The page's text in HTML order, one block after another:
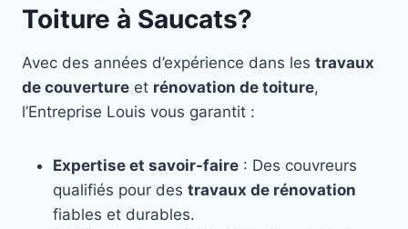
Toiture à Saucats?
Avec des années d’expérience dans les travaux
de couverture et rénovation de toiture,
l’Entreprise Louis vous garantit :
Expertise et savoir-faire : Des couvreurs
qualifiés pour des travaux de rénovation
fiables et durables.